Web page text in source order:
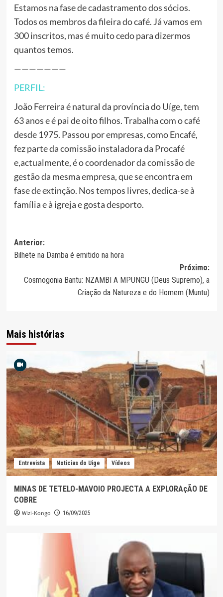
Estamos na fase de cadastramento dos sócios.
Todos os membros da fileira do café. Já vamos em
300 inscritos, mas é muito cedo para dizermos
quantos temos.
———————
PERFIL:
João Ferreira é natural da província do Uíge, tem
63 anos e é pai de oito filhos. Trabalha com o café
desde 1975. Passou por empresas, como Encafé,
fez parte da comissão instaladora da Procafé
e,actualmente, é o coordenador da comissão de
gestão da mesma empresa, que se encontra em
fase de extinção. Nos tempos livres, dedica-se à
família e à igreja e gosta desporto.
Navegação
de
artigos
Anterior:
Bilhete na Damba é emitido na hora
Próximo:
Cosmogonia Bantu: NZAMBI A MPUNGU (Deus Supremo), a
Criação da Natureza e do Homem (Muntu)
Mais histórias
Entrevista Noticias do Uige Vídeos
MINAS DE TETELO-MAVOIO PROJECTA A EXPLORAçÃO DE
COBRE
Wizi-Kongo 16/09/2025